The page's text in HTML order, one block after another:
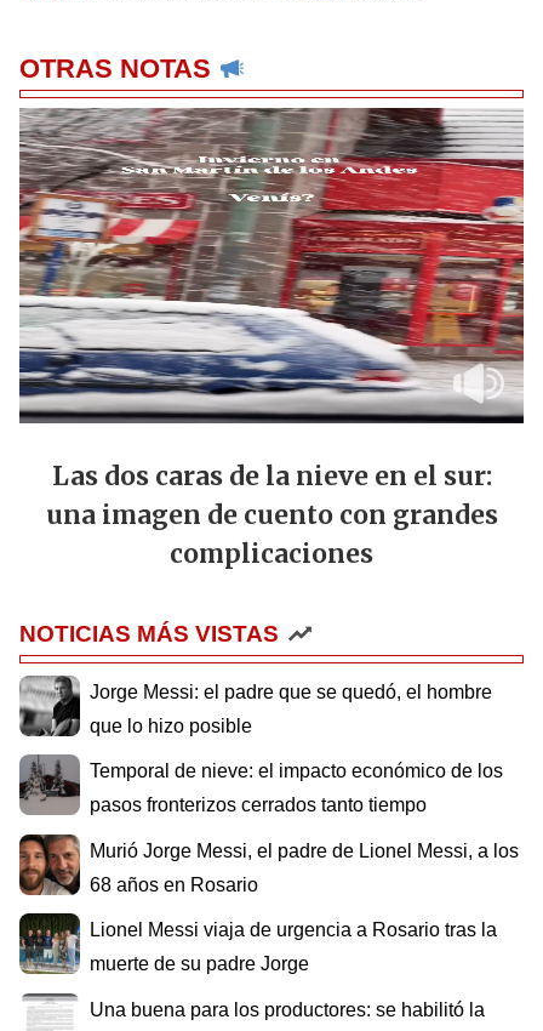
OTRAS NOTAS
Las dos caras de la nieve en el sur:
una imagen de cuento con grandes
complicaciones
NOTICIAS MÁS VISTAS
Jorge Messi: el padre que se quedó, el hombre
que lo hizo posible
Temporal de nieve: el impacto económico de los
pasos fronterizos cerrados tanto tiempo
Murió Jorge Messi, el padre de Lionel Messi, a los
68 años en Rosario
Lionel Messi viaja de urgencia a Rosario tras la
muerte de su padre Jorge
Una buena para los productores: se habilitó la